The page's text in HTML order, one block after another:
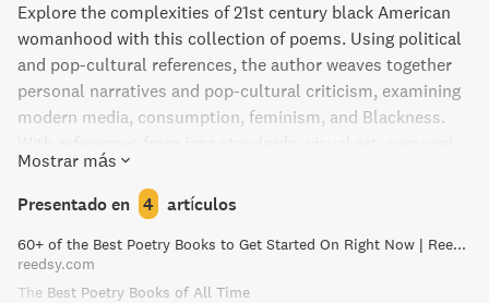
Explore the complexities of 21st century black American
womanhood with this collection of poems. Using political
and pop-cultural references, the author weaves together
personal narratives and pop-cultural criticism, examining
modern media, consumption, feminism, and Blackness.
family history, and Hip Hop, this book is a multifarious
exploration of femininity and race in the contemporary
American political climate. Delve into the mythology and
sorrow, vulnerability and posturing, desire and disgust,
tragedy and excellence of this captivating collection.
Mostrar más
Presentado en 4 artículos
60+ of the Best Poetry Books to Get Started On Right Now | Reedsy Discovery
reedsy.com
The Best Poetry Books of All Time